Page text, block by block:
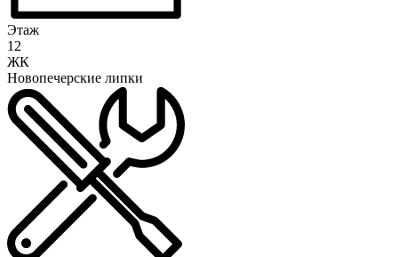
Этаж
12
ЖК
Новопечерские липки